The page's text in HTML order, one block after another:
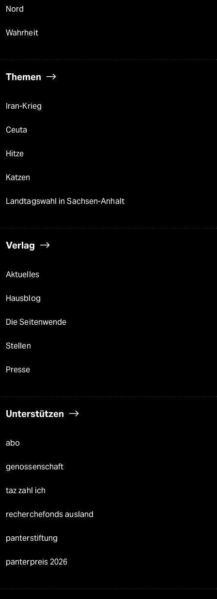
Nord
Wahrheit
Themen
Iran-Krieg
Ceuta
Hitze
Katzen
Landtagswahl in Sachsen-Anhalt
Verlag
Aktuelles
Hausblog
Die Seitenwende
Stellen
Presse
Unterstützen
abo
genossenschaft
taz zahl ich
recherchefonds ausland
panterstiftung
panterpreis 2026